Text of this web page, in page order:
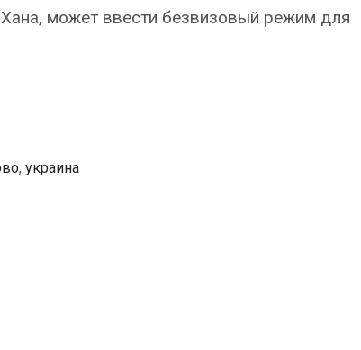
может ввести безвизовый режим для
, украина